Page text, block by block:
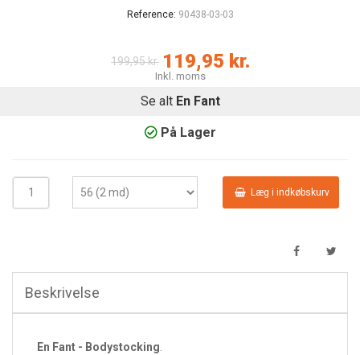
Reference: 90438-03-03
199,95 kr. 119,95 kr.
Inkl. moms
Se alt En Fant
På Lager
Læg i indkøbskurv
Beskrivelse
En Fant - Bodystocking.